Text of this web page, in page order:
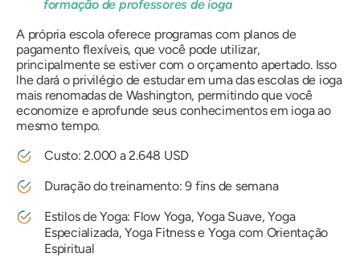
formação de professores de ioga
A própria escola oferece programas com planos de
pagamento flexíveis, que você pode utilizar,
principalmente se estiver com o orçamento apertado. Isso
lhe dará o privilégio de estudar em uma das escolas de ioga
mais renomadas de Washington, permitindo que você
economize e aprofunde seus conhecimentos em ioga ao
mesmo tempo.
Custo: 2.000 a 2.648 USD
Duração do treinamento: 9 fins de semana
Estilos de Yoga: Flow Yoga, Yoga Suave, Yoga
Especializada, Yoga Fitness e Yoga com Orientação
Espiritual